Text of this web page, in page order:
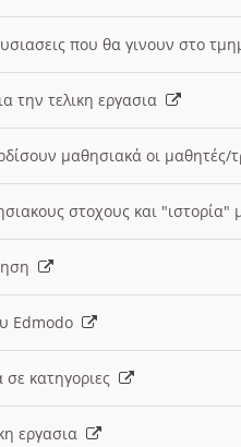
που θα γινουν στο
την τελικη εργασια
μαθησιακά οι
στοχους και
Edmodo
σε κατηγοριες
εργασια